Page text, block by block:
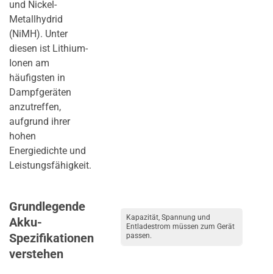
und Nickel-
Metallhydrid
(NiMH). Unter
diesen ist Lithium-
Ionen am
häufigsten in
Dampfgeräten
anzutreffen,
aufgrund ihrer
hohen
Energiedichte und
Leistungsfähigkeit.
Grundlegende
Akku-
Spezifikationen
verstehen
Kapazität, Spannung und
Entladestrom müssen zum Gerät
passen.